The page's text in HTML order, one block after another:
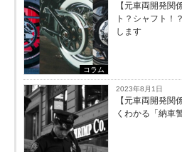
コラム
【元車両開発関
ト？シャフト！
します
2023年8月1日
【元車両開発関
くわかる「納車